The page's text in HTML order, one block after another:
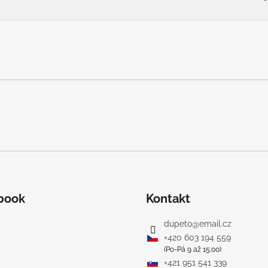
Kontakt
dupeto@email.cz
+420 603 194 559
(Po-Pá 9 až 15:00)
+421 951 541 339